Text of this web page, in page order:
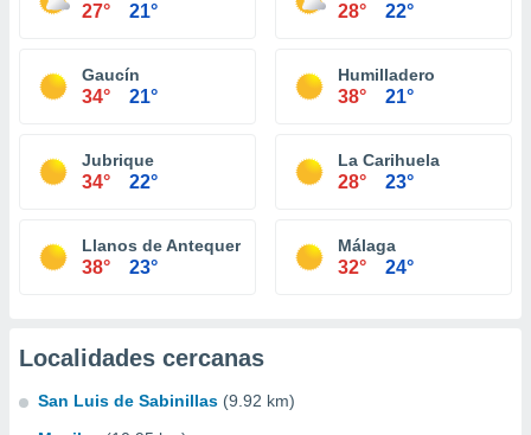
27° 21° 28° 22°
Gaucín
34° 21°
Humilladero
38° 21°
Jubrique
34° 22°
La Carihuela
28° 23°
Llanos de Antequera
38° 23°
Málaga
32° 24°
Localidades cercanas
San Luis de Sabinillas (9.92 km)